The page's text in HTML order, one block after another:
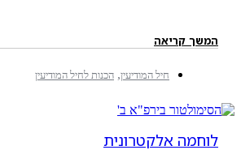
חיל המודיעין, הכנות לחיל המודיעין
אלקטרונית